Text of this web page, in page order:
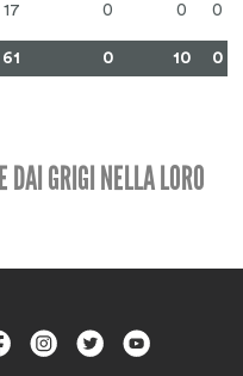
17 0 0 0
61 0 10 0
GRIGI NELLA LORO